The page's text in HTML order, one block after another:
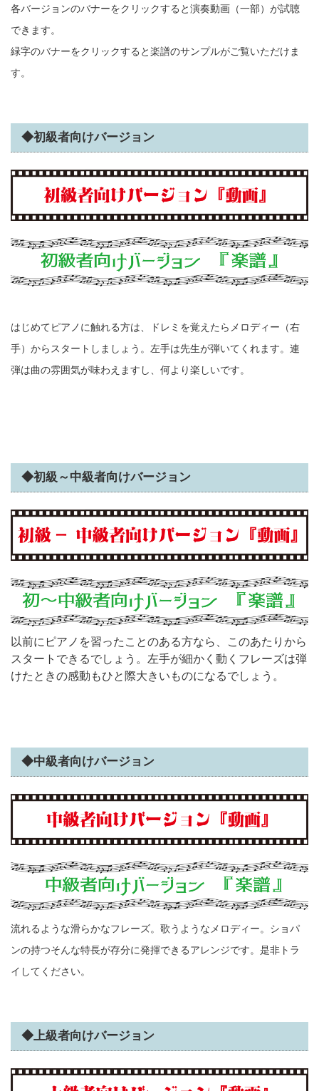
各バージョンのバナーをクリックすると演奏動画（一部）が試聴
できます。
緑字のバナーをクリックすると楽譜のサンプルがご覧いただけま
す。
◆初級者向けバージョン
はじめてピアノに触れる方は、ドレミを覚えたらメロディー（右
手）からスタートしましょう。左手は先生が弾いてくれます。連
弾は曲の雰囲気が味わえますし、何より楽しいです。
◆初級～中級者向けバージョン
以前にピアノを習ったことのある方なら、このあたりから
スタートできるでしょう。左手が細かく動くフレーズは弾
けたときの感動もひと際大きいものになるでしょう。
◆中級者向けバージョン
流れるような滑らかなフレーズ。歌うようなメロディー。ショパ
ンの持つそんな特長が存分に発揮できるアレンジです。是非トラ
イしてください。
◆上級者向けバージョン